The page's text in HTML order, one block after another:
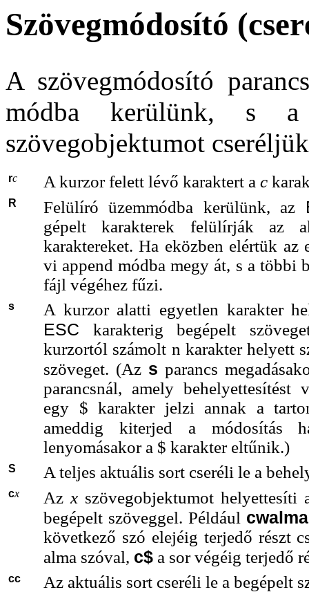
Szövegmódosító
A szövegmódosító
módba kerülünk, s
szövegobjektumot
rc A kurzor felett lévő karaktert a c
R Felülíró üzemmódba kerülünk, az
gépelt karakterek felülírják az
karaktereket. Ha eközben elértük az
vi append módba megy át, s a többi
fájl végéhez fűzi.
s A kurzor alatti egyetlen karakter
ESC karakterig begépelt
kurzortól számolt n karakter helyett
szöveget. (Az s parancs
parancsnál, amely behelyettesítést
egy $ karakter jelzi annak a
ameddig kiterjed a módosítás
lenyomásakor a $ karakter eltűnik.)
S A teljes aktuális sort cseréli le a
cx Az x szövegobjektumot helyettesíti
begépelt szöveggel. Például
következő szó elejéig terjedő részt
alma szóval, c$ a sor végéig terjedő
cc Az aktuális sort cseréli le a begépelt